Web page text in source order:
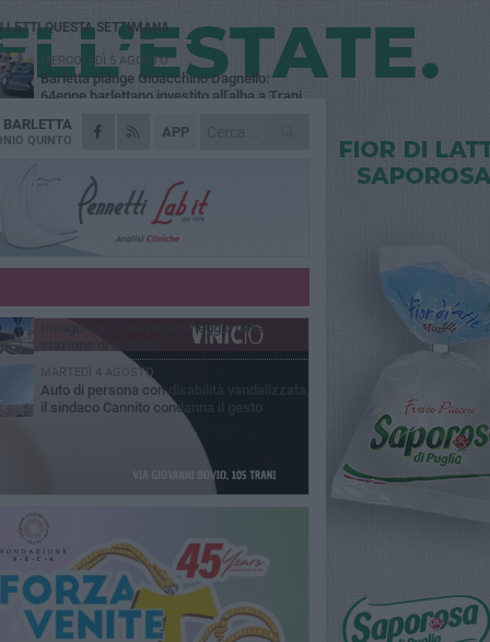
APP
BARLETTA
QUINTO
LETTI QUESTA SETTIMANA
MERCOLEDÌ 5 AGOSTO
Barletta piange Gioacchino Dagnello:
64enne barlettano investito all'alba a Trani
GIOVEDÌ 6 AGOSTO
Il ricordo di "Cecco", il benzinaio col
dalla pensione»
MERCOLEDÌ 5 AGOSTO
Jova Summer Party, giovedì mattina
sopralluogo nell'area dell'evento
DOMENICA 2 AGOSTO
Beni confiscati alla mafia. Nasce il servizio
VENERDÌ 31 LUGLIO
Inaugurato il nuovo parcheggio nella
MARTEDÌ 4 AGOSTO
Auto di persona con disabilità vandalizzata,
il sindaco Cannito condanna il gesto